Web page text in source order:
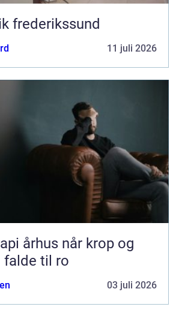
frederikssund
11 juli 2026
når krop og
falde til ro
03 juli 2026